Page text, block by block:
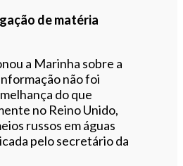
de matéria
a Marinha sobre a
não foi
do que
no Reino Unido,
russos em águas
pelo secretário da